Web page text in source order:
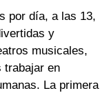
por día, a las 13,
y
musicales,
trabajar en
La primera